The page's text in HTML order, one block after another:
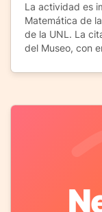
La actividad es
Matemática de
de la UNL. La
del Museo, con